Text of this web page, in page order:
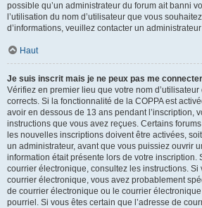
possible qu’un administrateur du forum ait banni
l’utilisation du nom d’utilisateur que vous
d’informations, veuillez contacter un
Haut
Je suis inscrit mais je ne peux pas me
Vérifiez en premier lieu que votre nom
corrects. Si la fonctionnalité de la COPPA est
avoir en dessous de 13 ans pendant l’inscription,
instructions que vous avez reçues. Certains
les nouvelles inscriptions doivent être activées,
un administrateur, avant que vous puissiez ouvrir
information était présente lors de votre inscription.
courrier électronique, consultez les instructions. Si
courrier électronique, vous avez probablement
de courrier électronique ou le courrier
pourriel. Si vous êtes certain que l’adresse de